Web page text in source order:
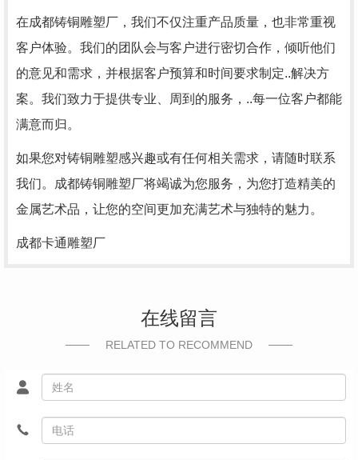
在成都铸铜雕塑厂，我们不仅注重产品质量，也非常重视
客户体验。我们的团队会与客户进行密切合作，倾听他们
的意见和需求，并根据客户预算和时间要求制定..解决方
案。我们致力于提供专业、周到的服务，..每一位客户都能
满意而归。
如果您对铸铜雕塑感兴趣或有任何相关需求，请随时联系
我们。成都铸铜雕塑厂将竭诚为您服务，为您打造精美的
金属艺术品，让您的空间更加充满艺术与独特的魅力。
成都卡通雕塑厂
在线留言
RELATED TO RECOMMEND